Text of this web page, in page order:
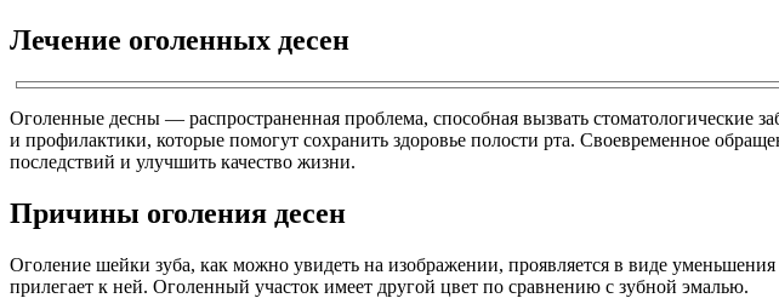
Лечение оголенных десен
Оголенные десны — распространенная проблема, способная вызвать стоматологические
и профилактики, которые помогут сохранить здоровье полости рта. Своевременное
последствий и улучшить качество жизни.
Причины оголения десен
Оголение шейки зуба, как можно увидеть на изображении, проявляется в виде
прилегает к ней. Оголенный участок имеет другой цвет по сравнению с зубной эмалью.